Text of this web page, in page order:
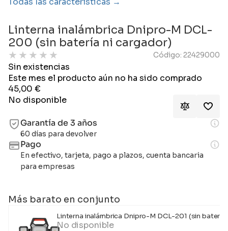
Linterna inalámbrica Dnipro-M DCL-
200 (sin batería ni cargador)
★ ★ ★ ★ ★ Código: 22429000
Sin existencias
Este mes el producto aún no ha sido comprado
45,00€
No disponible
Garantía de 3 años
60 días para devolver
Pago
En efectivo, tarjeta, pago a plazos, cuenta bancaria
para empresas
Más barato en conjunto
Linterna inalámbrica Dnipro-M DCL-201 (sin
No disponible